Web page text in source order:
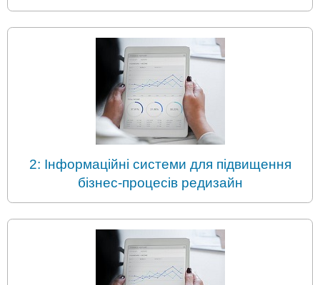
2: Інформаційні системи для підвищення
бізнес-процесів редизайн